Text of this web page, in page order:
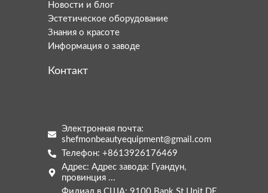
Новости и блог
Эстетическое оборудование
Знания о красоте
Информация о заводе
Контакт
Электронная почта:
shefmonbeautyequipment@gmail.com
Телефон: +8613926176469
Адрес: Адрес завода: Гуандун,
провинция ...
Korean